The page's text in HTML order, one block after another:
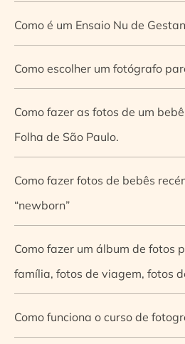
Como é um Ensaio Nu de
Como escolher um fotógrafo
Como fazer as fotos de um
Folha de São Paulo.
Como fazer fotos de bebês
“newborn”
Como fazer um álbum de fotos
família, fotos de viagem, fotos
Como funciona o curso de